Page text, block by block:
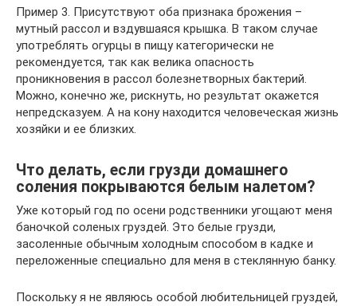
Пример 3. Присутствуют оба признака брожения –
мутный рассол и вздувшаяся крышка. В таком случае
употреблять огурцы в пищу категорически не
рекомендуется, так как велика опасность
проникновения в рассол болезнетворных бактерий.
Можно, конечно же, рискнуть, но результат окажется
непредсказуем. А на кону находится человеческая жизнь
хозяйки и ее близких.
Что делать, если грузди домашнего
соления покрываются белым налетом?
Уже который год по осени родственники угощают меня
баночкой соленых груздей. Это белые грузди,
засоленные обычным холодным способом в кадке и
переложенные специально для меня в стеклянную банку.
Поскольку я не являюсь особой любительницей груздей,